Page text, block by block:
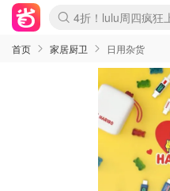
Boticinal 夏促开抢！
4折！lulu周四疯狂
还没结束！
Joybuy变相75折 随
速领！Stanley独家
疑似霸哥！Camper
Zalando 奥莱闪促
Moncler反季囤！5
Coach Brooklyn仅
首页 家居厨卫 日用杂货